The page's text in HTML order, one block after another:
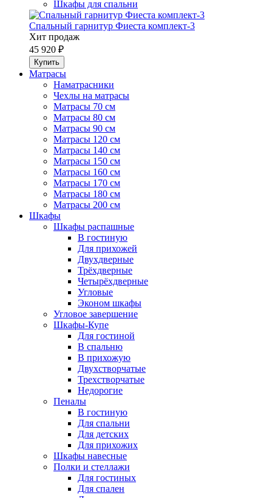
Шкафы для спальни
Спальный гарнитур Фиеста комплект-3
Хит продаж
45 920 ₽
Матрасы
Наматрасники
Чехлы на матрасы
Матрасы 70 см
Матрасы 80 см
Матрасы 90 см
Матрасы 120 см
Матрасы 140 см
Матрасы 150 см
Матрасы 160 см
Матрасы 170 см
Матрасы 180 см
Матрасы 200 см
Шкафы
Шкафы распашные
В гостиную
Для прихожей
Двухдверные
Трёхдверные
Четырёхдверные
Угловые
Эконом шкафы
Угловое завершение
Шкафы-Купе
Для гостиной
В спальню
В прихожую
Двухстворчатые
Трехстворчатые
Недорогие
Пеналы
В гостиную
Для спальни
Для детских
Для прихожих
Шкафы навесные
Полки и стеллажи
Для гостиных
Для спален